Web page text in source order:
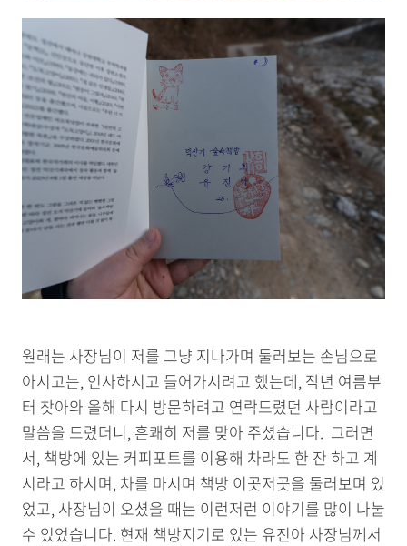
원래는 사장님이 저를 그냥 지나가며 둘러보는 손님으로
아시고는, 인사하시고 들어가시려고 했는데, 작년 여름부
터 찾아와 올해 다시 방문하려고 연락드렸던 사람이라고
말씀을 드렸더니, 흔쾌히 저를 맞아 주셨습니다. 그러면
서, 책방에 있는 커피포트를 이용해 차라도 한 잔 하고 계
시라고 하시며, 차를 마시며 책방 이곳저곳을 둘러보며 있
었고, 사장님이 오셨을 때는 이런저런 이야기를 많이 나눌
수 있었습니다. 현재 책방지기로 있는 유진아 사장님께서